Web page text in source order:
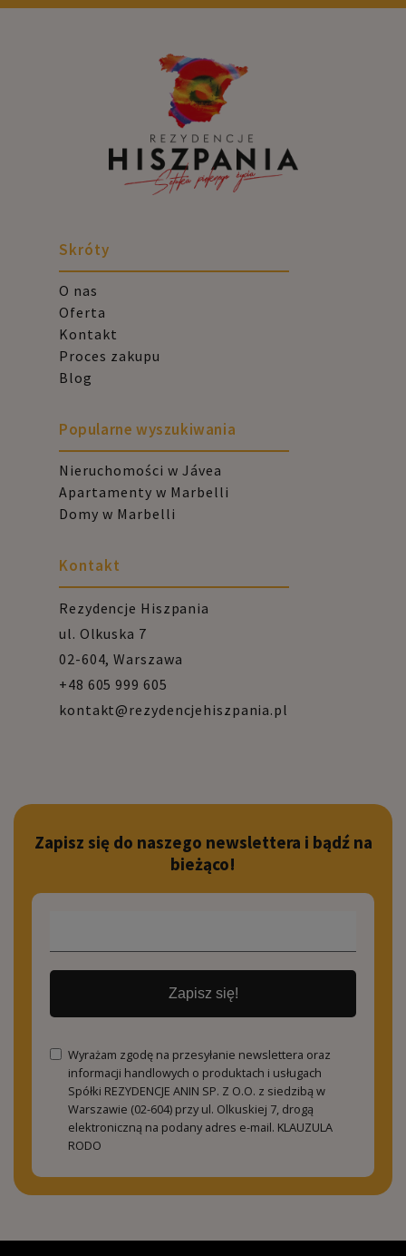
Skróty
O nas
Oferta
Kontakt
Proces zakupu
Blog
Popularne wyszukiwania
Nieruchomości w Jávea
Apartamenty w Marbelli
Domy w Marbelli
Kontakt
Rezydencje Hiszpania
ul. Olkuska 7
02-604, Warszawa
+48 605 999 605
kontakt@rezydencjehiszpania.pl
Zapisz się do naszego newslettera i bądź na
bieżąco!
Zapisz się!
Wyrażam zgodę na przesyłanie newslettera oraz
informacji handlowych o produktach i usługach
Spółki REZYDENCJE ANIN SP. Z O.O. z siedzibą w
Warszawie (02-604) przy ul. Olkuskiej 7, drogą
elektroniczną na podany adres e-mail. KLAUZULA
RODO